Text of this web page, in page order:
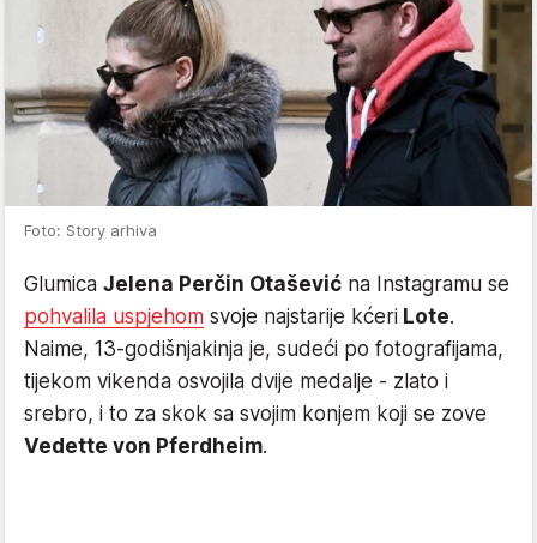
Foto: Story arhiva
Glumica Jelena Perčin Otašević na Instagramu se
pohvalila uspjehom svoje najstarije kćeri Lote.
Naime, 13-godišnjakinja je, sudeći po fotografijama,
tijekom vikenda osvojila dvije medalje - zlato i
srebro, i to za skok sa svojim konjem koji se zove
Vedette von Pferdheim.